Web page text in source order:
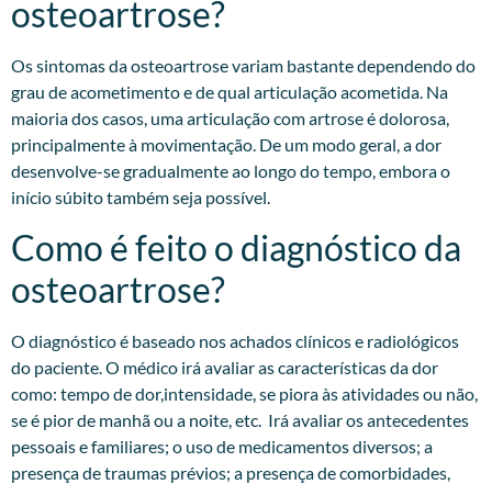
osteoartrose?
Os sintomas da osteoartrose variam bastante dependendo do
grau de acometimento e de qual articulação acometida. Na
maioria dos casos, uma articulação com artrose é dolorosa,
principalmente à movimentação. De um modo geral, a dor
desenvolve-se gradualmente ao longo do tempo, embora o
início súbito também seja possível.
Como é feito o diagnóstico da
osteoartrose?
O diagnóstico é baseado nos achados clínicos e radiológicos
do paciente. O médico irá avaliar as características da dor
como: tempo de dor,intensidade, se piora às atividades ou não,
se é pior de manhã ou a noite, etc. Irá avaliar os antecedentes
pessoais e familiares; o uso de medicamentos diversos; a
presença de traumas prévios; a presença de comorbidades,